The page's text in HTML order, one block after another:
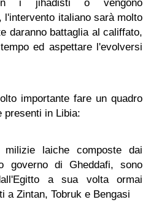
i jihadisti o vengono
italiano sarà molto
daranno battaglia al califfato,
ed aspettare l'evolversi
importante fare un quadro
presenti in Libia:
laiche composte dai
governo di Gheddafi, sono
a sua volta ormai
a Zintan, Tobruk e Bengasi